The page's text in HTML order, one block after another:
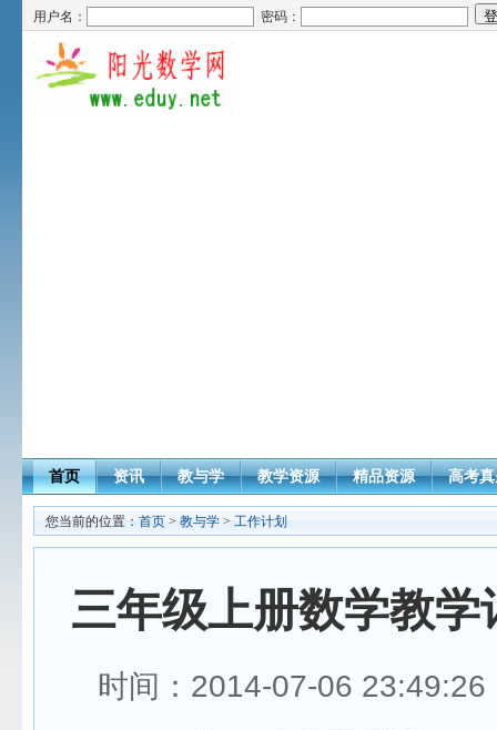
用户名： 密码：
首页 资讯 教与学 教学资源 精品资源 高考
您当前的位置： 首页 > 教与学 > 工作计划
三年级上册数学教学
时间：2014-07-06